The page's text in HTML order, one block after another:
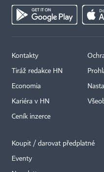
Kontakty
Tiráž redakce HN
Economia
Kariéra v HN
Ceník inzerce
Koupit / darovat předplatné
Eventy